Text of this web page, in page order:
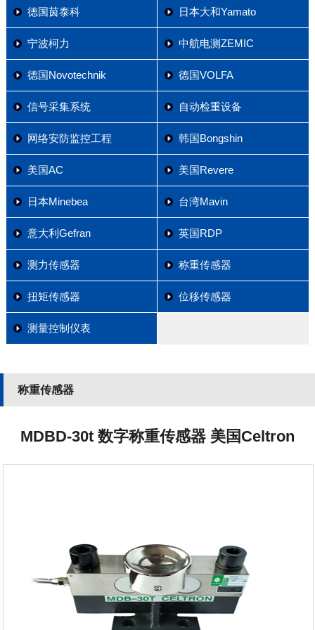
德国茵泰科 日本大和Yamato
宁波柯力 中航电测ZEMIC
德国Novotechnik 德国VOLFA
信号采集系统 自动检重设备
网络安防监控工程 韩国Bongshin
美国AC 美国Revere
日本Minebea 台湾Mavin
意大利Gefran 英国RDP
测力传感器 称重传感器
扭矩传感器 位移传感器
测量控制仪表
称重传感器
MDBD-30t 数字称重传感器 美国Celtron